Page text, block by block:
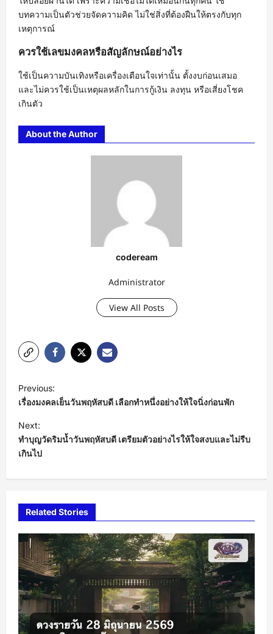
บทความเป็นตัวช่วยจัดความคิด ไม่ใช่สิ่งที่ต้องฝืนให้ตรงกับทุก
เหตุการณ์
ควรใช้เลขมงคลหรือสัญลักษณ์อย่างไร
ใช้เป็นความบันเทิงหรือเครื่องเตือนใจเท่านั้น ตั้งงบก่อนเสมอ
และไม่ควรใช้เป็นเหตุผลหลักในการกู้เงิน ลงทุน หรือเสี่ยงโชค
เกินตัว
About the Author
codeream
Administrator
View All Posts
o
s
t
n
a
g
a
t
i
o
n
Previous:
เรื่องมงคลเย็นวันพฤหัสบดี เลือกทำหนึ่งอย่างให้ใจนิ่งก่อนพัก
Next:
ทำบุญวัดริมน้ำวันพฤหัสบดี เตรียมตัวอย่างไรให้ใจสงบและไม่รีบ
เกินไป
Related Stories